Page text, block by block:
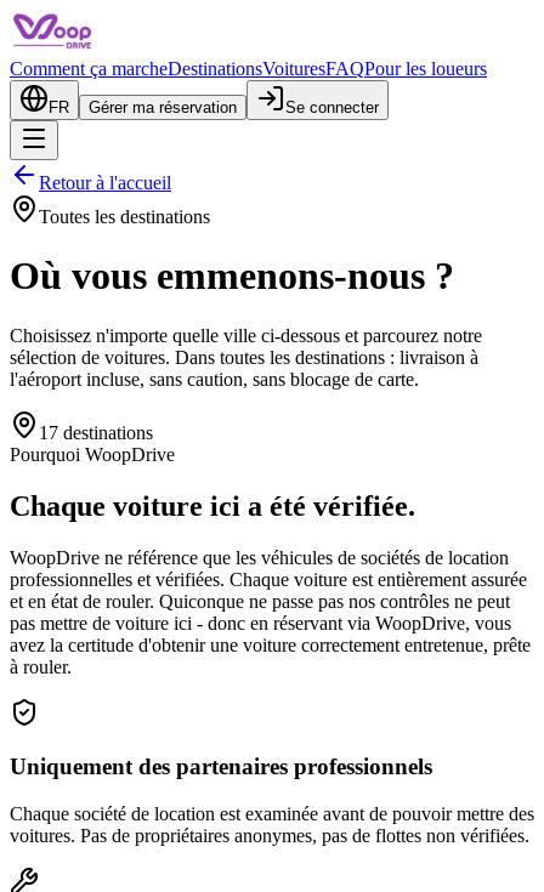
Comment ça marcheDestinationsVoituresFAQPour les loueurs
FR Gérer ma réservation Se connecter
Retour à l'accueil
Toutes les destinations
Où vous emmenons-nous ?
Choisissez n'importe quelle ville ci-dessous et parcourez notre
sélection de voitures. Dans toutes les destinations : livraison à
l'aéroport incluse, sans caution, sans blocage de carte.
17 destinations
Pourquoi WoopDrive
Chaque voiture ici a été vérifiée.
WoopDrive ne référence que les véhicules de sociétés de location
professionnelles et vérifiées. Chaque voiture est entièrement assurée
et en état de rouler. Quiconque ne passe pas nos contrôles ne peut
pas mettre de voiture ici - donc en réservant via WoopDrive, vous
avez la certitude d'obtenir une voiture correctement entretenue, prête
à rouler.
Uniquement des partenaires professionnels
Chaque société de location est examinée avant de pouvoir mettre des
voitures. Pas de propriétaires anonymes, pas de flottes non vérifiées.